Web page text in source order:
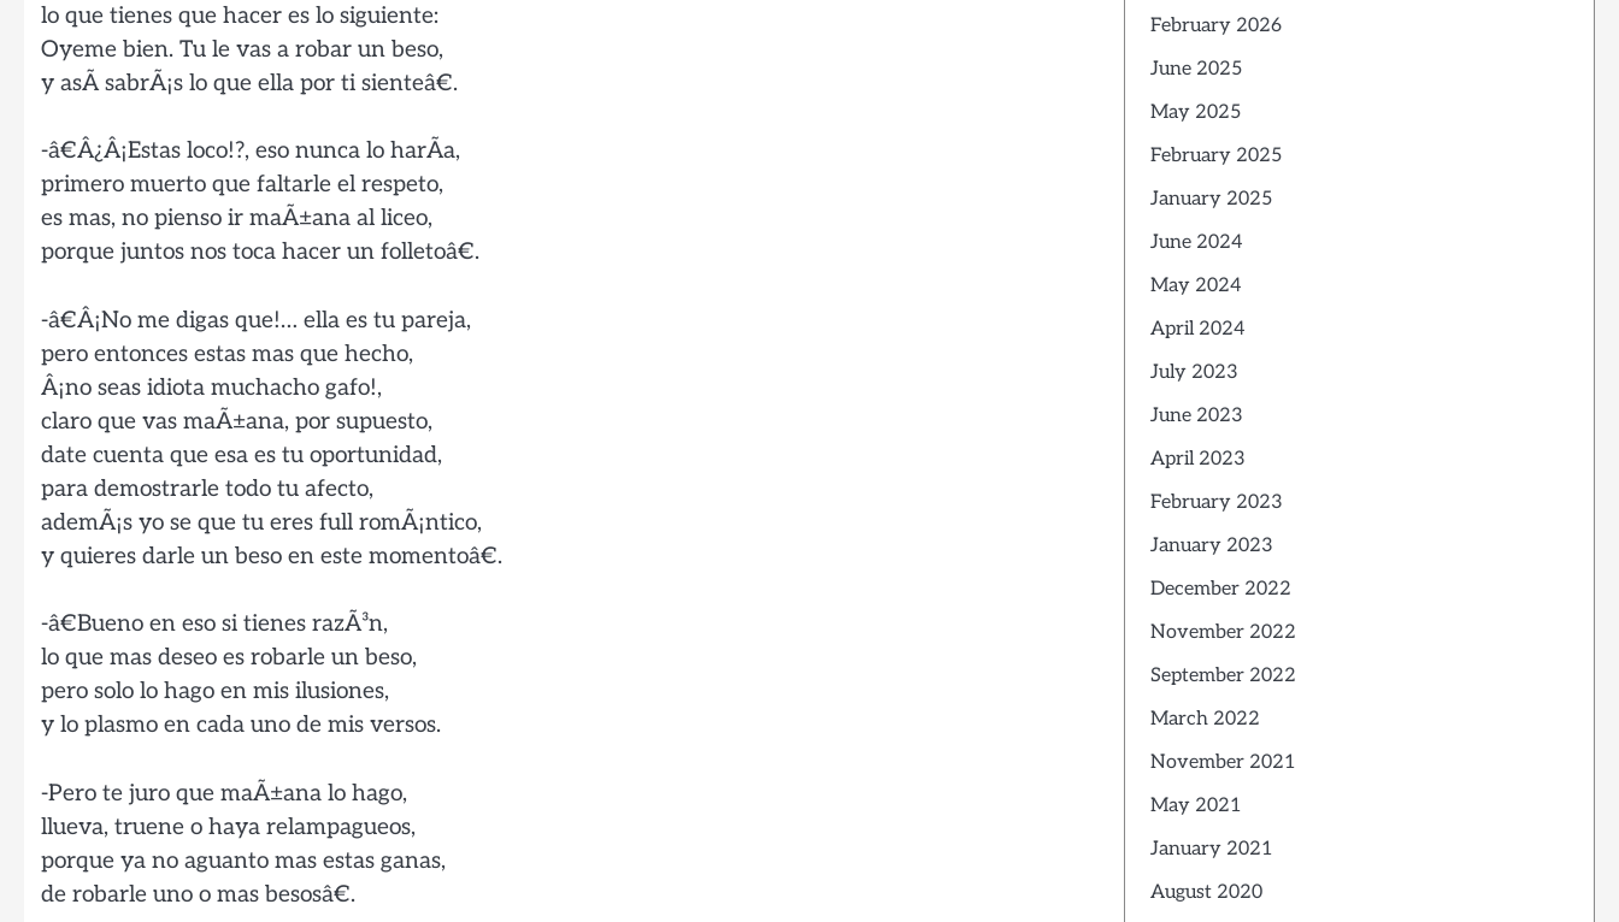
lo que tienes que hacer es lo siguiente:
Oyeme bien. Tu le vas a robar un beso,
y asÃ­ sabrÃ¡s lo que ella por ti sienteâ€.
-â€Â¿Â¡Estas loco!?, eso nunca lo harÃ­a,
primero muerto que faltarle el respeto,
es mas, no pienso ir maÃ±ana al liceo,
porque juntos nos toca hacer un folletoâ€.
-â€Â¡No me digas que!… ella es tu pareja,
pero entonces estas mas que hecho,
Â¡no seas idiota muchacho gafo!,
claro que vas maÃ±ana, por supuesto,
date cuenta que esa es tu oportunidad,
para demostrarle todo tu afecto,
ademÃ¡s yo se que tu eres full romÃ¡ntico,
y quieres darle un beso en este momentoâ€.
-â€Bueno en eso si tienes razÃ³n,
lo que mas deseo es robarle un beso,
pero solo lo hago en mis ilusiones,
y lo plasmo en cada uno de mis versos.
-Pero te juro que maÃ±ana lo hago,
llueva, truene o haya relampagueos,
porque ya no aguanto mas estas ganas,
de robarle uno o mas besosâ€.
February 2026
June 2025
May 2025
February 2025
January 2025
June 2024
May 2024
April 2024
July 2023
June 2023
April 2023
February 2023
January 2023
December 2022
November 2022
September 2022
March 2022
November 2021
May 2021
January 2021
August 2020